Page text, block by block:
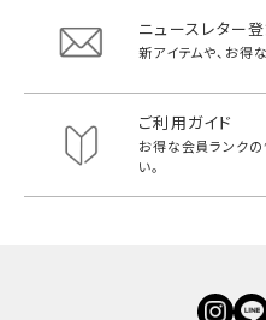
ニュースレター
新アイテムや、お得
ご利用ガイド
お得な会員ランクの
い。